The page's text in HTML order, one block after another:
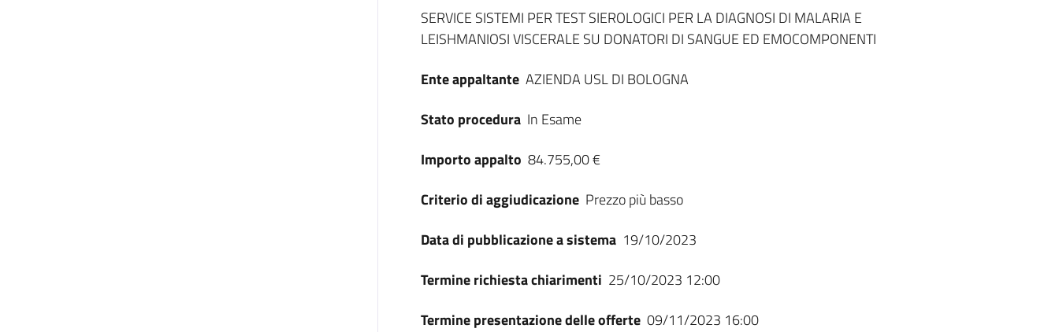
Dati del bando
SERVICE SISTEMI PER TEST SIEROLOGICI PER LA DIAGNOSI DI MALARIA E
LEISHMANIOSI VISCERALE SU DONATORI DI SANGUE ED EMOCOMPONENTI
Ente appaltante AZIENDA USL DI BOLOGNA
Stato procedura In Esame
Importo appalto 84.755,00 €
Criterio di aggiudicazione Prezzo più basso
Data di pubblicazione a sistema 19/10/2023
Termine richiesta chiarimenti 25/10/2023 12:00
Termine presentazione delle offerte 09/11/2023 16:00